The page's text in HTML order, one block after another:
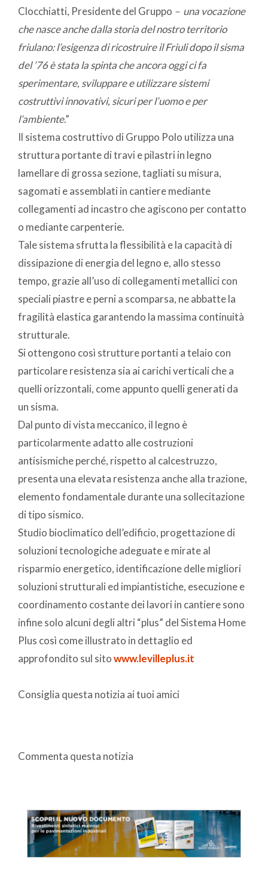
Clocchiatti, Presidente del Gruppo – una vocazione
che nasce anche dalla storia del nostro territorio
friulano:l’esigenza di ricostruire il Friuli dopo il sisma
del ’76 è stata la spinta che ancora oggi ci fa
sperimentare, sviluppare e utilizzare sistemi
costruttivi innovativi, sicuri per l’uomo e per
l’ambiente.”
Il sistema costruttivo di Gruppo Polo utilizza una
struttura portante di travi e pilastri in legno
lamellare di grossa sezione, tagliati su misura,
sagomati e assemblati in cantiere mediante
collegamenti ad incastro che agiscono per contatto
o mediante carpenterie.
Tale sistema sfrutta la flessibilità e la capacità di
dissipazione di energia del legno e, allo stesso
tempo, grazie all’uso di collegamenti metallici con
speciali piastre e perni a scomparsa, ne abbatte la
fragilità elastica garantendo la massima continuità
strutturale.
Si ottengono così strutture portanti a telaio con
particolare resistenza sia ai carichi verticali che a
quelli orizzontali, come appunto quelli generati da
un sisma.
Dal punto di vista meccanico, il legno è
particolarmente adatto alle costruzioni
antisismiche perché, rispetto al calcestruzzo,
presenta una elevata resistenza anche alla trazione,
elemento fondamentale durante una sollecitazione
di tipo sismico.
Studio bioclimatico dell’edificio, progettazione di
soluzioni tecnologiche adeguate e mirate al
risparmio energetico, identificazione delle migliori
soluzioni strutturali ed impiantistiche, esecuzione e
coordinamento costante dei lavori in cantiere sono
infine solo alcuni degli altri “plus” del Sistema Home
Plus così come illustrato in dettaglio ed
approfondito sul sitowww.levilleplus.it
Consiglia questa notizia ai tuoi amici
Commenta questa notizia